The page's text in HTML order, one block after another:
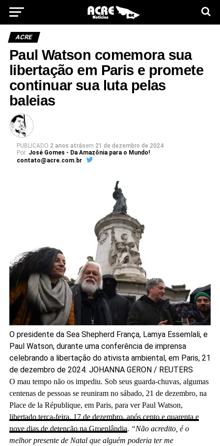
ACRE
Paul Watson comemora sua
libertação em Paris e promete
continuar sua luta pelas
baleias
PUBLICADO 2 anos atrásem 21 de dezembro de 2024
Por: José Gomes - Da Amazônia para o Mundo!
contato@acre.com.br
O presidente da Sea Shepherd França, Lamya Essemlali, e
Paul Watson, durante uma conferência de imprensa
celebrando a libertação do ativista ambiental, em Paris, 21
de dezembro de 2024. JOHANNA GERON / REUTERS
O mau tempo não os impediu. Sob seus guarda-chuvas, algumas
centenas de pessoas se reuniram no sábado, 21 de dezembro, na
Place de la République, em Paris, para ver Paul Watson,
libertado terça-feira, 17 de dezembro, após cento e quarenta e
nove dias de detenção na Groenlândia. “Não acredito, é o
melhor presente de Natal que alguém poderia ter me